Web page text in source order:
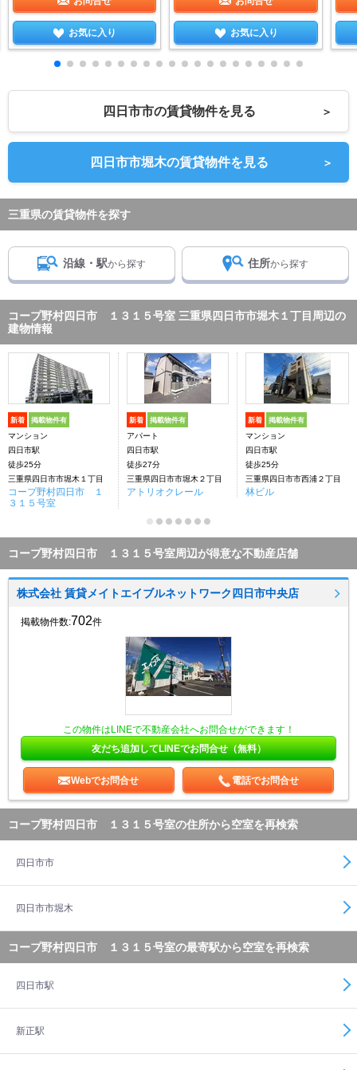
お気に入り お気に入り
四日市市の賃貸物件を見る ＞
四日市市堀木の賃貸物件を見る ＞
三重県の賃貸物件を探す
沿線・駅から探す 住所から探す
コープ野村四日市 １３１５号室 三重県四日市市堀木１丁目周辺の
建物情報
新着 掲載物件有
マンション
四日市駅
徒歩25分
三重県四日市市堀木１丁目
コープ野村四日市 １
３１５号室
新着 掲載物件有
アパート
四日市駅
徒歩27分
三重県四日市市堀木２丁目
アトリオクレール
新着 掲載物件有
マンション
四日市駅
徒歩25分
三重県四日市市西浦２丁目
林ビル
コープ野村四日市 １３１５号室周辺が得意な不動産店舗
株式会社 賃貸メイトエイブルネットワーク四日市中央店
掲載物件数:702件
この物件はLINEで不動産会社へお問合せができます！
友だち追加してLINEでお問合せ（無料）
Webでお問合せ 電話でお問合せ
コープ野村四日市 １３１５号室の住所から空室を再検索
四日市市
四日市市堀木
コープ野村四日市 １３１５号室の最寄駅から空室を再検索
四日市駅
新正駅